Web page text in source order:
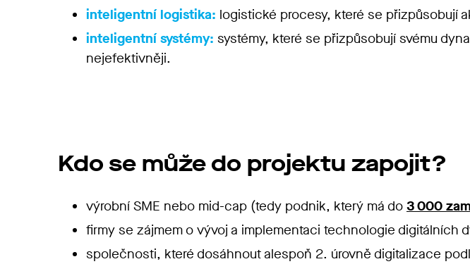
inteligentní logistika: logistické procesy, které se přizpůsobují
inteligentní systémy: systémy, které se přizpůsobují svému
nejefektivněji.
Kdo se může do projektu zapojit?
výrobní SME nebo mid-cap (tedy podnik, který má do 3 000
firmy se zájmem o vývoj a implementaci technologie digitálních
společnosti, které dosáhnout alespoň 2. úrovně digitalizace